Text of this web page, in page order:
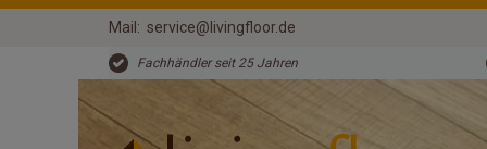
Mail: service@livingfloor.de
Fachhändler seit 25 Jahren